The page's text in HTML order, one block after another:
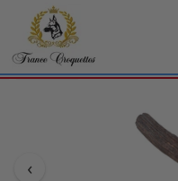
Passer
contenu
‹